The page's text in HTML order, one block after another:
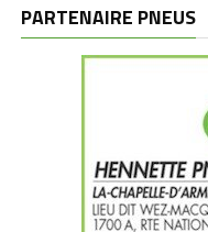
PARTENAIRE PNEUS